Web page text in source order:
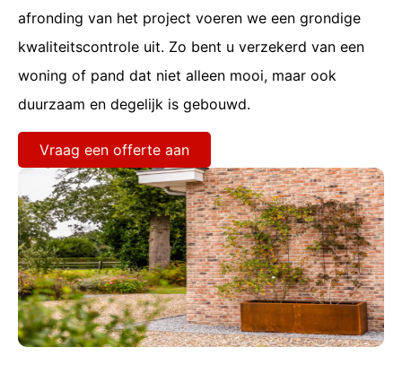
afronding van het project voeren we een grondige
kwaliteitscontrole uit. Zo bent u verzekerd van een
woning of pand dat niet alleen mooi, maar ook
duurzaam en degelijk is gebouwd.
Vraag een offerte aan